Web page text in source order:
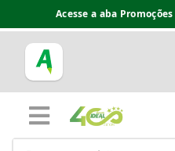
Acesse a aba